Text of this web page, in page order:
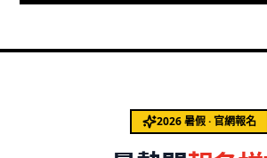
2026 暑假 · 官網報名